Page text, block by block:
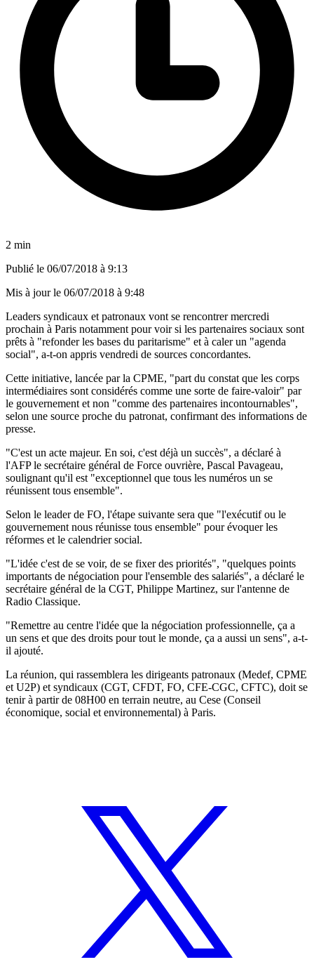
2 min
Publié le 06/07/2018 à 9:13
Mis à jour le 06/07/2018 à 9:48
Leaders syndicaux et patronaux vont se rencontrer mercredi
prochain à Paris notamment pour voir si les partenaires sociaux sont
prêts à "refonder les bases du paritarisme" et à caler un "agenda
social", a-t-on appris vendredi de sources concordantes.
Cette initiative, lancée par la CPME, "part du constat que les corps
intermédiaires sont considérés comme une sorte de faire-valoir" par
le gouvernement et non "comme des partenaires incontournables",
selon une source proche du patronat, confirmant des informations de
presse.
"C'est un acte majeur. En soi, c'est déjà un succès", a déclaré à
l'AFP le secrétaire général de Force ouvrière, Pascal Pavageau,
soulignant qu'il est "exceptionnel que tous les numéros un se
réunissent tous ensemble".
Selon le leader de FO, l'étape suivante sera que "l'exécutif ou le
gouvernement nous réunisse tous ensemble" pour évoquer les
réformes et le calendrier social.
"L'idée c'est de se voir, de se fixer des priorités", "quelques points
importants de négociation pour l'ensemble des salariés", a déclaré le
secrétaire général de la CGT, Philippe Martinez, sur l'antenne de
Radio Classique.
"Remettre au centre l'idée que la négociation professionnelle, ça a
un sens et que des droits pour tout le monde, ça a aussi un sens", a-t-
il ajouté.
La réunion, qui rassemblera les dirigeants patronaux (Medef, CPME
et U2P) et syndicaux (CGT, CFDT, FO, CFE-CGC, CFTC), doit se
tenir à partir de 08H00 en terrain neutre, au Cese (Conseil
économique, social et environnemental) à Paris.